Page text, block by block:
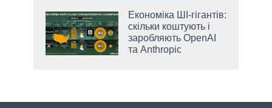
Економіка ШІ-гігантів:
скільки коштують і
заробляють OpenAI
та Anthropic